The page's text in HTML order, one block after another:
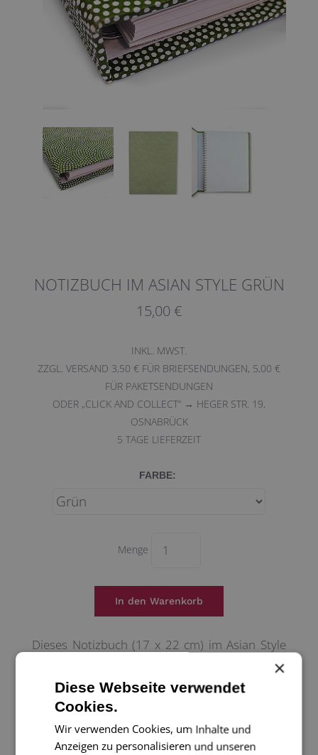
NOTIZBUCH IM ASIAN STYLE GRÜN
15,00 €
INKL. MWST.
ZZGL. VERSAND 3,50 € FÜR BRIEFSENDUNGEN, 5,00 €
FÜR PAKETSENDUNGEN
ODER „CLICK AND COLLECT“ → HEGER STR. 19,
OSNABRÜCK
5 TAGE LIEFERZEIT
FARBE:
Menge
Dieses Notizbuch (17 x 22 cm) im Asian Style
ist der perfekte Begleiter in ihrem Alltag oder
auch immer gerne ein besonderes Mitbringsel!
Das weiße 120g/m² Papier eignet sich bestens
für Notizen und Skizzen. Durch die
×
Diese Webseite verwendet
Cookies.
Wir verwenden Cookies, um Inhalte und
Anzeigen zu personalisieren und unseren